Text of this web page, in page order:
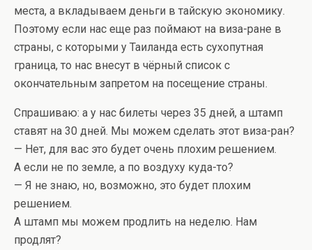
места, а вкладываем деньги в тайскую экономику.
Поэтому если нас еще раз поймают на виза-ране в
страны, с которыми у Таиланда есть сухопутная
граница, то нас внесут в чёрный список с
окончательным запретом на посещение страны.
Спрашиваю: а у нас билеты через 35 дней, а штамп
ставят на 30 дней. Мы можем сделать этот виза-ран?
— Нет, для вас это будет очень плохим решением.
А если не по земле, а по воздуху куда-то?
— Я не знаю, но, возможно, это будет плохим
решением.
А штамп мы можем продлить на неделю. Нам
продлят?